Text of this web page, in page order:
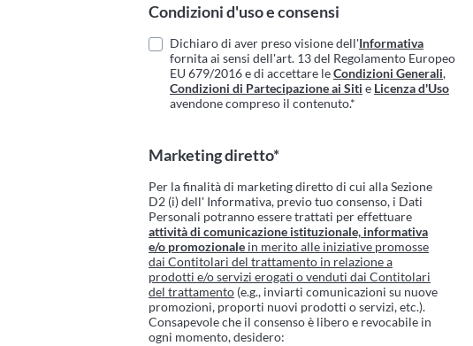
Condizioni d'uso e consensi
Dichiaro di aver preso visione dell'Informativa
fornita ai sensi dell'art. 13 del Regolamento Europeo
EU 679/2016 e di accettare leCondizioni Generali,
Condizioni di Partecipazione ai Siti e Licenza d'Uso
avendone compreso il contenuto.*
Marketing diretto*
Per la finalità di marketing diretto di cui alla Sezione
D2 (i) dell' Informativa, previo tuo consenso, i Dati
Personali potranno essere trattati per effettuare
attività di comunicazione istituzionale, informativa
e/o promozionale in merito alle iniziative promosse
dai Contitolari del trattamento in relazione a
prodotti e/o servizi erogati o venduti dai Contitolari
del trattamento (e.g., inviarti comunicazioni su nuove
promozioni, proporti nuovi prodotti o servizi, etc.).
Consapevole che il consenso è libero e revocabile in
ogni momento, desidero: